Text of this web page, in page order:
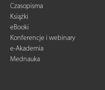
Czasopisma
Książki
eBooki
Konferencje i webinary
e-Akademia
Mednauka